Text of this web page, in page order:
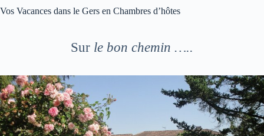
Vos Vacances dans le Gers en Chambres d’hôtes
Sur le bon chemin …..